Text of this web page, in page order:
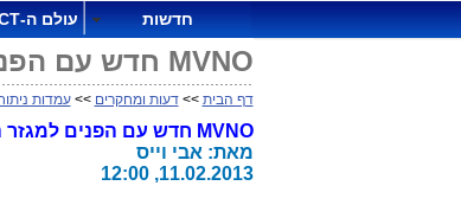
חדשות עולם ה-ICT ותקשורת
MVNO חדש עם הפנים למגזר הערבי? הצחקתם אותי!
דף הבית >>דעות ומחקרים >>עמדות
MVNO חדש עם הפנים למגזר
מאת: אבי וייס
11.02.2013, 12:00